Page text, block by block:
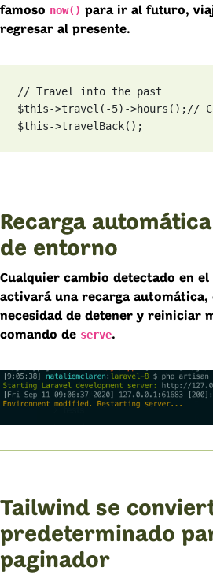
famoso now() para ir al futuro,
regresar al presente.
// Travel into the past
$this->travel(-5)->hours(); //
$this->travelBack();
Recarga
de entorno
Cualquier cambio detectado en el
activará una recarga automática,
necesidad de detener y reiniciar
comando de serve.
Tailwind se
predeterminado
paginador